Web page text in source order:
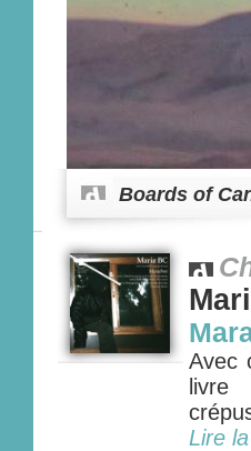
Boards of
Avec
Lire